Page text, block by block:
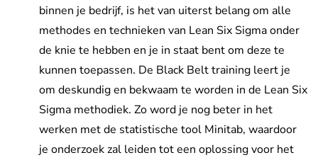
binnen je bedrijf, is het van uiterst belang om alle
methodes en technieken van Lean Six Sigma onder
de knie te hebben en je in staat bent om deze te
kunnen toepassen. De Black Belt training leert je
om deskundig en bekwaam te worden in de Lean Six
Sigma methodiek. Zo word je nog beter in het
werken met de statistische tool Minitab, waardoor
je onderzoek zal leiden tot een oplossing voor het